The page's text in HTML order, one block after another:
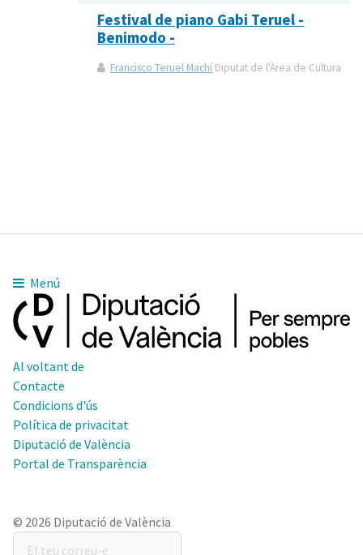
Festival de piano Gabi Teruel -
Benimodo -
Francisco Teruel Machí Diputat de l'Àrea de Cultura
Menú
Al voltant de
Contacte
Condicions d'ús
Política de privacitat
Diputació de València
Portal de Transparència
© 2026 Diputació de València